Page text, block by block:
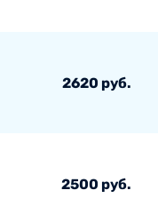
2620 руб.
2500 руб.